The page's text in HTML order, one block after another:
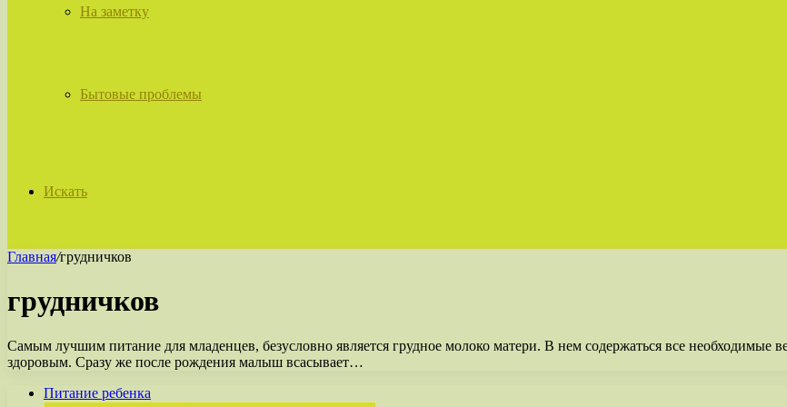
На заметку
Бытовые проблемы
Искать
Главная/грудничков
грудничков
Самым лучшим питание для младенцев, безусловно является грудное молоко матери. В нем содержаться все необходимые
здоровым. Сразу же после рождения малыш всасывает…
Питание ребенка